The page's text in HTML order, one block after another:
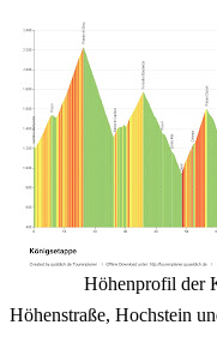
Höhenprofil der
Höhenstraße, Hochstein